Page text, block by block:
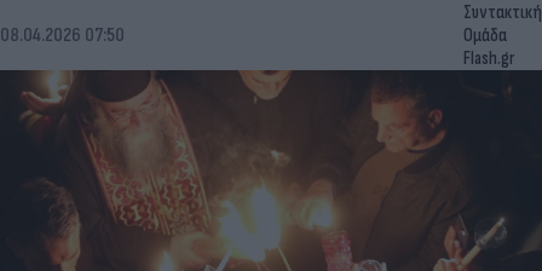
08.04.2026 07:50
Συντακτική
Ομάδα
Flash.gr